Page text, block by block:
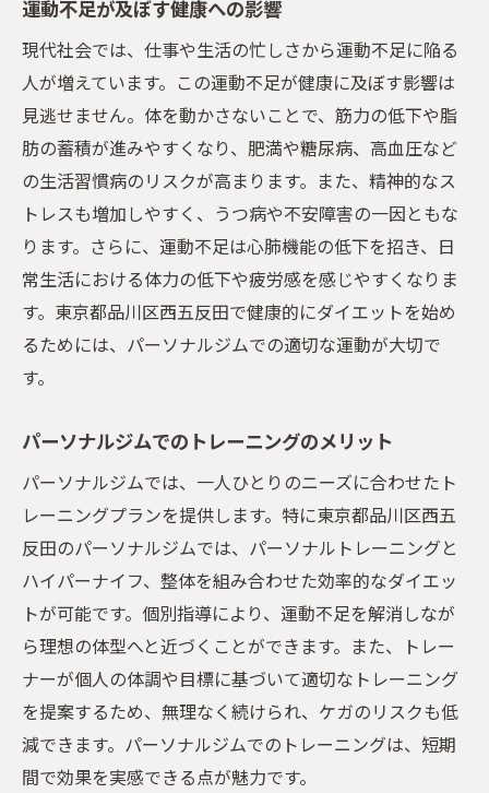
運動不足が及ぼす健康への影響
現代社会では、仕事や生活の忙しさから運動不足に陥る
人が増えています。この運動不足が健康に及ぼす影響は
見逃せません。体を動かさないことで、筋力の低下や脂
肪の蓄積が進みやすくなり、肥満や糖尿病、高血圧など
の生活習慣病のリスクが高まります。また、精神的なス
トレスも増加しやすく、うつ病や不安障害の一因ともな
ります。さらに、運動不足は心肺機能の低下を招き、日
常生活における体力の低下や疲労感を感じやすくなりま
す。東京都品川区西五反田で健康的にダイエットを始め
るためには、パーソナルジムでの適切な運動が大切で
す。
パーソナルジムでのトレーニングのメリット
パーソナルジムでは、一人ひとりのニーズに合わせたト
レーニングプランを提供します。特に東京都品川区西五
反田のパーソナルジムでは、パーソナルトレーニングと
ハイパーナイフ、整体を組み合わせた効率的なダイエッ
トが可能です。個別指導により、運動不足を解消しなが
ら理想の体型へと近づくことができます。また、トレー
ナーが個人の体調や目標に基づいて適切なトレーニング
を提案するため、無理なく続けられ、ケガのリスクも低
減できます。パーソナルジムでのトレーニングは、短期
間で効果を実感できる点が魅力です。